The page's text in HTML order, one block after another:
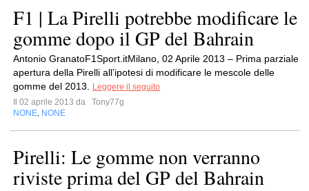
F1 | La Pirelli potrebbe modificare le
gomme dopo il GP del Bahrain
Antonio GranatoF1Sport.itMilano, 02 Aprile 2013 – Prima parziale
apertura della Pirelli all’ipotesi di modificare le mescole delle
gomme del 2013.
Leggere il seguito
Il 02 aprile 2013 da
Tony77g
NONE NONE
Pirelli: Le gomme non verranno
riviste prima del GP del Bahrain